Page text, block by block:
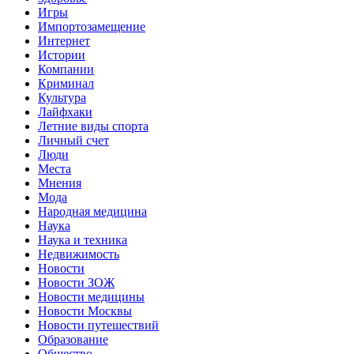
Игры
Импортозамещение
Интернет
Истории
Компании
Криминал
Культура
Лайфхаки
Летние виды спорта
Личный счет
Люди
Места
Мнения
Мода
Народная медицина
Наука
Наука и техника
Недвижимость
Новости
Новости ЗОЖ
Новости медицины
Новости Москвы
Новости путешествий
Образование